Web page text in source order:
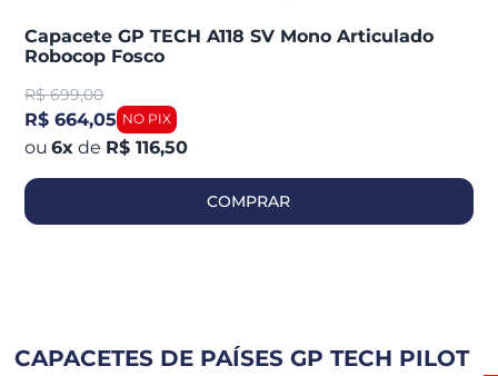
Capacete GP TECH A118 SV Mono Articulado
Robocop Fosco
R$ 699,00
R$ 664,05
6x de R$ 116,50
COMPRAR
CAPACETES DE PAÍSES GP TECH PILOT